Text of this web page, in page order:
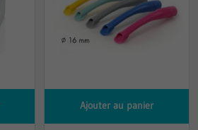
Ajouter au panier